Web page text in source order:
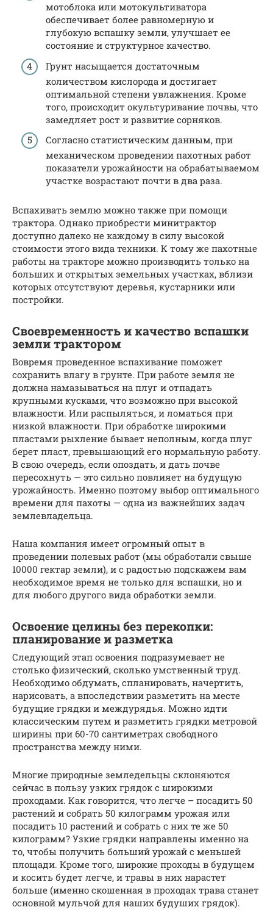
мотоблока или мотокультиватора
обеспечивает более равномерную и
глубокую вспашку земли, улучшает ее
состояние и структурное качество.
Грунт насыщается достаточным
количеством кислорода и достигает
оптимальной степени увлажнения. Кроме
того, происходит окультуривание почвы, что
замедляет рост и развитие сорняков.
Согласно статистическим данным, при
механическом проведении пахотных работ
показатели урожайности на обрабатываемом
участке возрастают почти в два раза.
Вспахивать землю можно также при помощи
трактора. Однако приобрести минитрактор
доступно далеко не каждому в силу высокой
стоимости этого вида техники. К тому же пахотные
работы на тракторе можно производить только на
больших и открытых земельных участках, вблизи
которых отсутствуют деревья, кустарники или
постройки.
Своевременность и качество вспашки
земли трактором
Вовремя проведенное вспахивание поможет
сохранить влагу в грунте. При работе земля не
должна намазываться на плуг и отпадать
крупными кусками, что возможно при высокой
влажности. Или распыляться, и ломаться при
низкой влажности. При обработке широкими
пластами рыхление бывает неполным, когда плуг
берет пласт, превышающий его нормальную работу.
В свою очередь, если опоздать, и дать почве
пересохнуть — это сильно повлияет на будущую
урожайность. Именно поэтому выбор оптимального
времени для пахоты — одна из важнейших задач
землевладельца.
Наша компания имеет огромный опыт в
проведении полевых работ (мы обработали свыше
10000 гектар земли), и с радостью подскажем вам
необходимое время не только для вспашки, но и
для любого другого вида обработки земли.
Освоение целины без перекопки:
планирование и разметка
Следующий этап освоения подразумевает не
столько физический, сколько умственный труд.
Необходимо обдумать, спланировать, начертить,
нарисовать, а впоследствии разметить на месте
будущие грядки и междурядья. Можно идти
классическим путем и разметить грядки метровой
ширины при 60-70 сантиметрах свободного
пространства между ними.
Многие природные земледельцы склоняются
сейчас в пользу узких грядок с широкими
проходами. Как говорится, что легче – посадить 50
растений и собрать 50 килограмм урожая или
посадить 10 растений и собрать с них те же 50
килограмм? Узкие грядки направлены именно на
то, чтобы получить больший урожай с меньшей
площади. Кроме того, широкие проходы в будущем
и косить будет легче, и травы в них нарастет
больше (именно скошенная в проходах трава станет
основной мульчой для наших будуших грядок).